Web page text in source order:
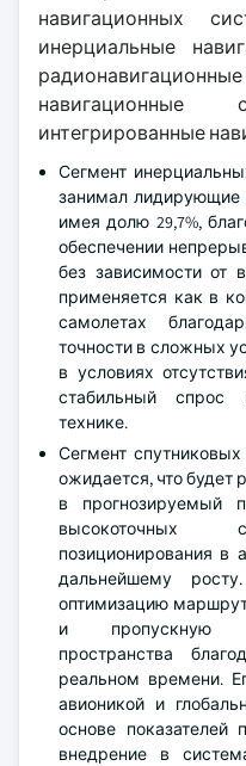
навигационных
инерциальные
интегрированные
Сегмент
занимал лидирующие
имея долю 29,7%,
обеспечении
без зависимости от
применяется как в
самолетах
точности в сложных
в условиях
стабильный спрос
технике.
Сегмент спутниковых
ожидается, что будет
в прогнозируемый
высокоточных
позиционирования в
дальнейшему
оптимизацию
и пропускную
пространства
реальном времени.
авионикой и
основе показателей
внедрение в